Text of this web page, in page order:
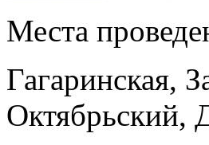
Места
Гагаринская,
Октябрьский,